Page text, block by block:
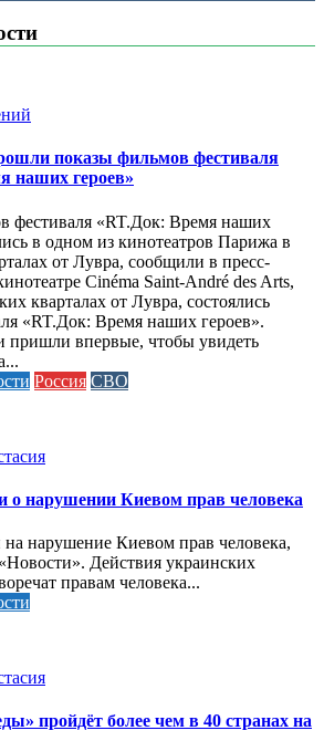
показы фильмов фестиваля
наших героев»
фестиваля «RT.Док: Время наших
в одном из кинотеатров Парижа в
от Лувра, сообщили в пресс-
Cinéma Saint-André des Arts,
кварталах от Лувра, состоялись
«RT.Док: Время наших героев».
пришли впервые, чтобы увидеть
Россия СВО
нарушении Киевом прав человека
нарушение Киевом прав человека,
Действия украинских
правам человека...
пройдёт более чем в 40 странах на